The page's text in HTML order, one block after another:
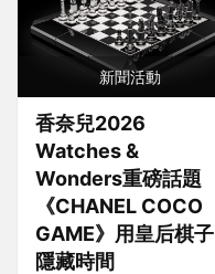
新聞活動
香奈兒2026
Watches &
Wonders重磅話題
《CHANEL COCO
GAME》用皇后棋子
隱藏時間